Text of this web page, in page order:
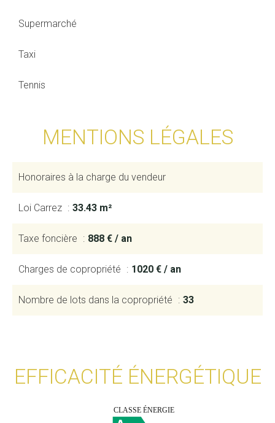
Supermarché
Taxi
Tennis
MENTIONS LÉGALES
Honoraires à la charge du vendeur
Loi Carrez 33.43 m²
Taxe foncière 888 € / an
Charges de copropriété 1020 € / an
Nombre de lots dans la copropriété 33
EFFICACITÉ ÉNERGÉTIQUE